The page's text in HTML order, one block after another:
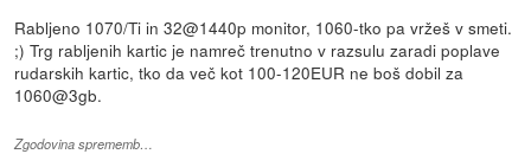
Rabljeno 1070/Ti in 32@1440p monitor, 1060-tko pa vržeš v smeti.
;) Trg rabljenih kartic je namreč trenutno v razsulu zaradi poplave
rudarskih kartic, tko da več kot 100-120EUR ne boš dobil za
1060@3gb.
Zgodovina sprememb…